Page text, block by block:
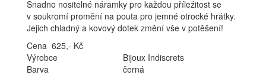
Snadno nositelné náramky pro každou příležitost se
v soukromí promění na pouta pro jemné otrocké hrátky.
Jejich chladný a kovový dotek změní vše v potěšení!
Cena 625,- Kč
Výrobce
Bijoux Indiscrets
Barva
černá